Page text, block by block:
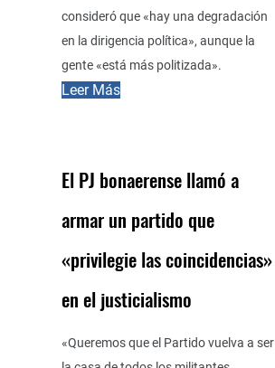
consideró que «hay una degradación
en la dirigencia política», aunque la
gente «está más politizada».
Leer Más
El PJ bonaerense llamó a
armar un partido que
«privilegie las coincidencias»
en el justicialismo
«Queremos que el Partido vuelva a ser